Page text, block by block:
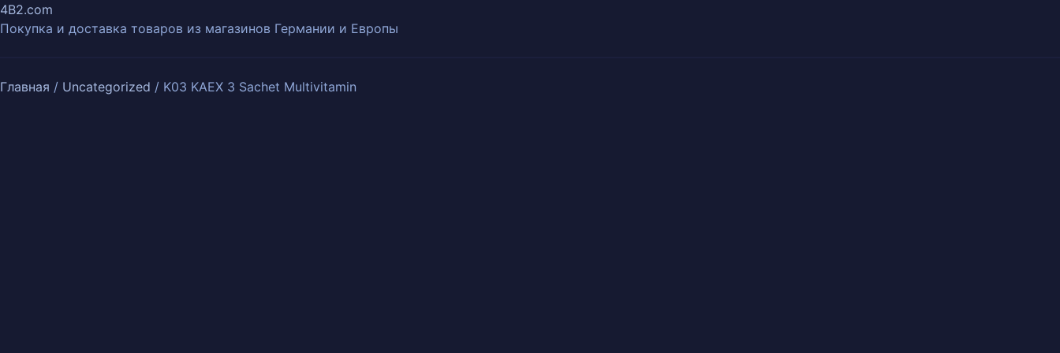
4B2.com
Покупка и доставка товаров из магазинов Германии и Европы
Главная / Uncategorized / K03 KAEX 3 Sachet Multivitamin